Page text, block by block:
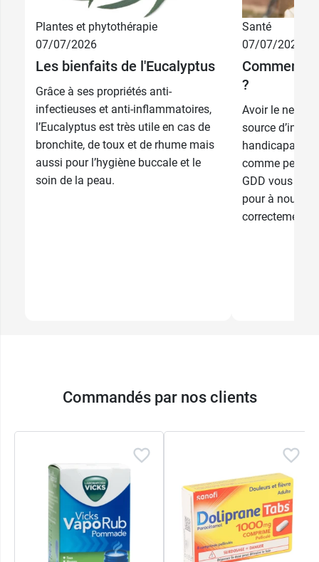
Plantes et phytothérapie
07/07/2026
Les bienfaits de l'Eucalyptus
Grâce à ses propriétés anti-
infectieuses et anti-inflammatoires,
l’Eucalyptus est très utile en cas de
bronchite, de toux et de rhume mais
aussi pour l’hygiène buccale et le
soin de la peau.
Santé
07/07/2026
Comment
?
Avoir le nez
source
handicapant
comme
GDD vous
pour à
correctement.
Commandés par nos clients